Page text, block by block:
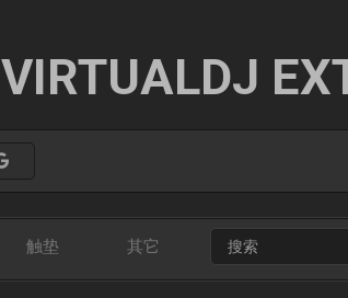
VIRTUALDJ
触垫 其它